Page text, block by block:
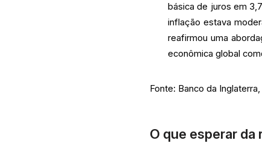
básica de juros em
inflação estava
reafirmou uma
econômica global
Fonte: Banco da
O que esperar da